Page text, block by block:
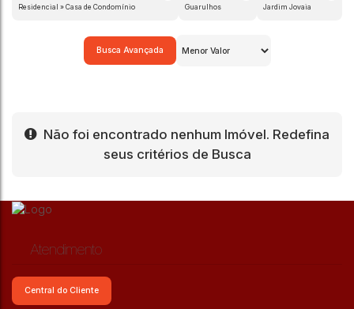
Residencial » Casa de Condomínio
Guarulhos
Jardim Jovaia
Busca Avançada
Não foi encontrado nenhum Imóvel. Redefina
seus critérios de Busca
Atendimento
Central do Cliente